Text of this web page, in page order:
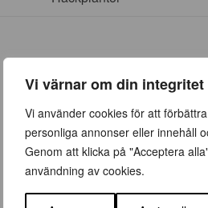
Vi värnar om din integritet
Vi använder cookies för att
personliga annonser eller innehåll
Genom att klicka på "Acceptera
användning av cookies.
ÖPPETTIDER
Vår (23 mars – 28 juni)
Vardagar 09:00 – 19:00
Lördag 10:00 – 16:00
Söndag/helgdag 10:00 –